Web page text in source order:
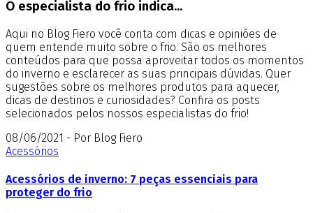
O especialista do frio indica...
Aqui no Blog Fiero você conta com dicas e opiniões de
quem entende muito sobre o frio. São os melhores
conteúdos para que possa aproveitar todos os momentos
do inverno e esclarecer as suas principais dúvidas. Quer
sugestões sobre os melhores produtos para aquecer,
dicas de destinos e curiosidades? Confira os posts
selecionados pelos nossos especialistas do frio!
08/06/2021 - Por Blog Fiero
Acessórios
Acessórios de inverno: 7 peças essenciais para
proteger do frio